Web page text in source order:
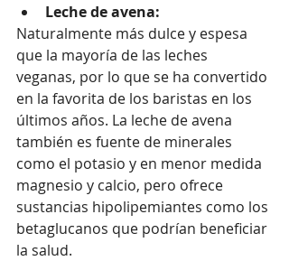
Leche de avena:
Naturalmente más dulce y espesa
que la mayoría de las leches
veganas, por lo que se ha convertido
en la favorita de los baristas en los
últimos años. La leche de avena
también es fuente de minerales
como el potasio y en menor medida
magnesio y calcio, pero ofrece
sustancias hipolipemiantes como los
betaglucanos que podrían beneficiar
la salud.